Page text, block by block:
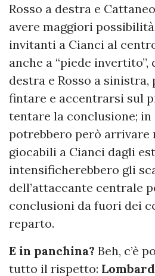
Rosso a destra e
avere maggiori
invitanti a Cianci al
anche a “piede
destra e Rosso a sinistra,
fintare e accentrarsi sul
tentare la conclusione; in
potrebbero però arrivare
giocabili a Cianci dagli
intensificherebbero gli
dell’attaccante centrale
conclusioni da fuori dei
reparto.
E in panchina? Beh, c’è
tutto il rispetto: